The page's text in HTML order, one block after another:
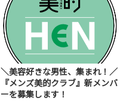
＼美容好きな男性、集まれ！／
『メンズ美的クラブ』新メンバ
ーを募集します！